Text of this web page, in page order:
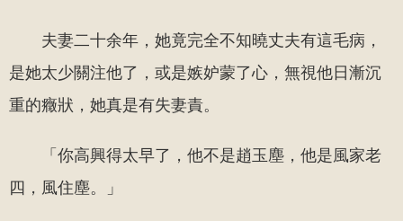
夫妻二十余年，她竟完全不知曉丈夫有這毛病，
是她太少關注他了，或是嫉妒蒙了心，無視他日漸沉
重的癥狀，她真是有失妻責。
「你高興得太早了，他不是趙玉塵，他是風家老
四，風住塵。」